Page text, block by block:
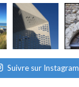
Suivre sur Instagram